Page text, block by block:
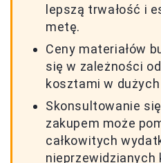
lepszą trwałość i
metę.
Ceny materiałów
się w zależności
kosztami w
Skonsultowanie
zakupem może
całkowitych
nieprzewidzianych